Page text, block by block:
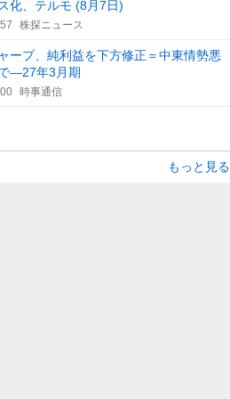
化、テルモ (8月7日)
株探ニュース
ープ、純利益を下方修正＝中東情勢悪
―27年3月期
時事通信
もっと見る